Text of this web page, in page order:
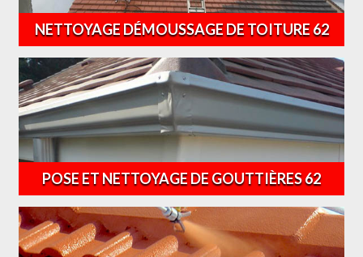
NETTOYAGE DÉMOUSSAGE DE TOITURE 62
POSE ET NETTOYAGE DE GOUTTIÈRES 62